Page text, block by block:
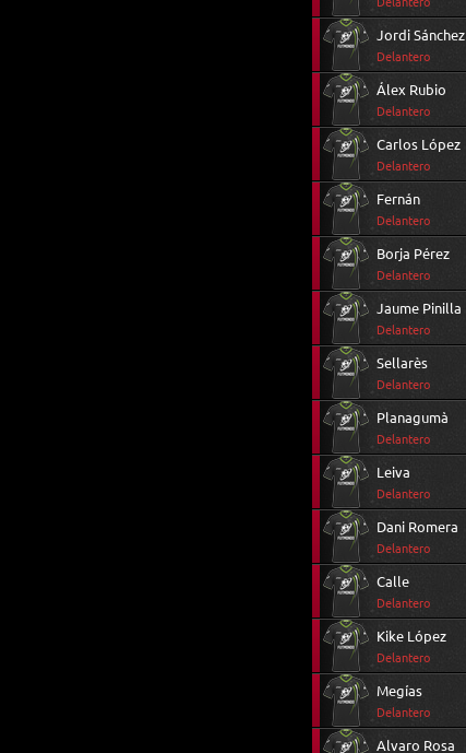
Jordi Sánchez
Delantero
Álex Rubio
Delantero
Carlos López
Delantero
Fernán
Delantero
Borja Pérez
Delantero
Jaume Pinilla
Delantero
Sellarès
Delantero
Planagumà
Delantero
Leiva
Delantero
Dani Romera
Delantero
Calle
Delantero
Kike López
Delantero
Megías
Delantero
Alvaro Rosa